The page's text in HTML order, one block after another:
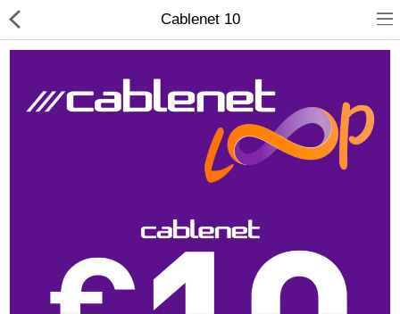
Compare
Λίστα Αγαπημένων
(0)
Cablenet 10